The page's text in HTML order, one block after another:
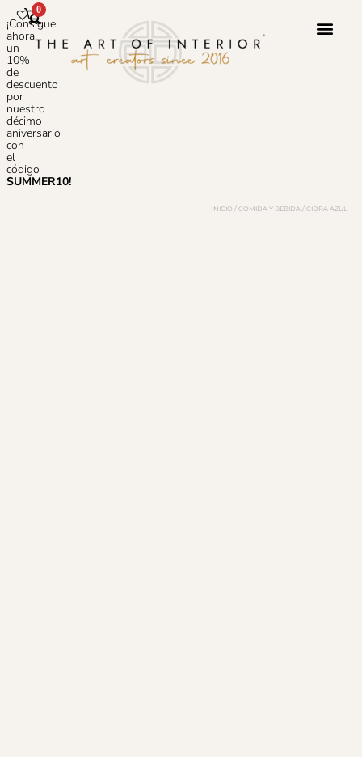
¡Consigue
ahora
un
10%
de
descuento
por
nuestro
décimo
aniversario
con
el
código
SUMMER10!
0
INICIO / COMIDA Y BEBIDA / CIDRA AZUL